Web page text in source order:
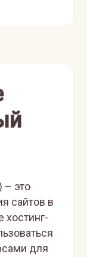
– это
сайтов в
хостинг-
для